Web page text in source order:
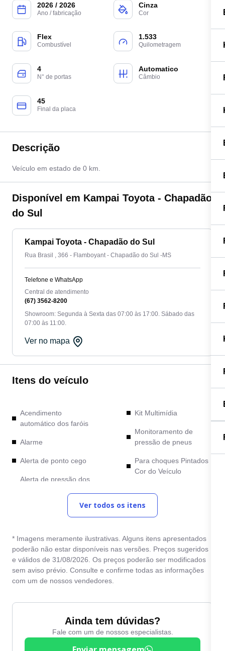
2026 / 2026
Ano / fabricação
Cinza
Cor
Flex
Combustível
1.533
Quilometragem
4
N° de portas
Automatico
Câmbio
45
Final da placa
Descrição
Veículo em estado de 0 km.
Disponível em Kampai Toyota - Chapadão
do Sul
Kampai Toyota - Chapadão do Sul
Rua Brasil , 366 - Flamboyant - Chapadão do Sul -MS
Telefone e WhatsApp
Central de atendimento
(67) 3562-8200
Showroom: Segunda à Sexta das 07:00 às 17:00. Sábado das
07:00 às 11:00.
Ver no mapa
Itens do veículo
Acendimento
automático dos faróis
Alarme
Alerta de ponto cego
Alerta de pressão dos
Android Auto
Apple CarPlay
Ar condicionado digital
elétrico
Bancos de couro
Bluetooth
Kit Multimídia
Monitoramento de
pressão de pneus
Para choques Pintados
Cor do Veículo
Piloto automático
adaptativo
Pintura Metálica
Porta-copos
Porta malas elétrico
smartphone sem uso de
Rastreador veicular
Ver todos os itens
* Imagens meramente ilustrativas. Alguns itens apresentados
poderão não estar disponíveis nas versões. Preços sugeridos
e válidos de 31/08/2026. Os preços poderão ser modificados
sem aviso prévio. Consulte e confirme todas as informações
com um de nossos vendedores.
Ainda tem dúvidas?
Fale com um de nossos especialistas.